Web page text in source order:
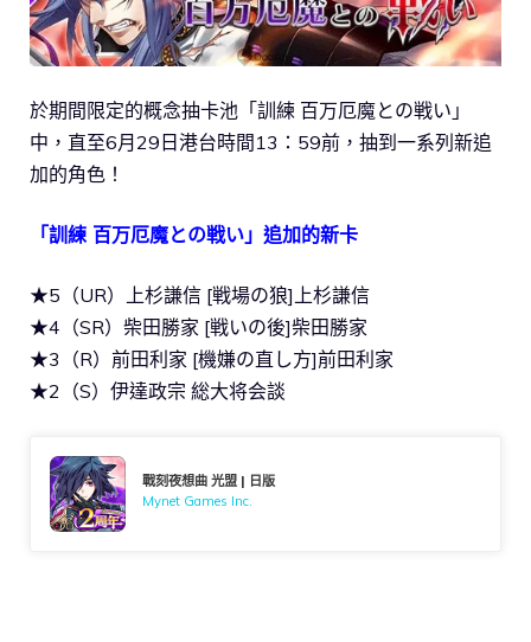
於期間限定的概念抽卡池「訓練 百万厄魔との戦い」
中，直至6月29日港台時間13：59前，抽到一系列新追
加的角色！
「訓練 百万厄魔との戦い」追加的新卡
★5（UR）上杉謙信 [戦場の狼]上杉謙信
★4（SR）柴田勝家 [戦いの後]柴田勝家
★3（R）前田利家 [機嫌の直し方]前田利家
★2（S）伊達政宗 総大将会談
戰刻夜想曲 光盟 | 日版
Mynet Games Inc.